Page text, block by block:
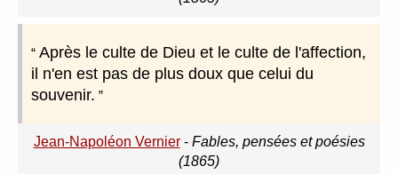
Après le culte de Dieu et le culte de l'affection,
il n'en est pas de plus doux que celui du
souvenir.
Jean-Napoléon Vernier- Fables, pensées et poésies
(1865)